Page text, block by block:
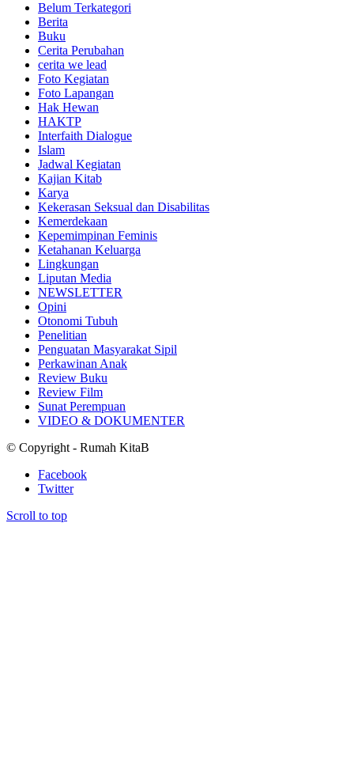
Belum Terkategori
Berita
Buku
Cerita Perubahan
cerita we lead
Foto Kegiatan
Foto Lapangan
Hak Hewan
HAKTP
Interfaith Dialogue
Islam
Jadwal Kegiatan
Kajian Kitab
Karya
Kekerasan Seksual dan Disabilitas
Kemerdekaan
Kepemimpinan Feminis
Ketahanan Keluarga
Lingkungan
Liputan Media
NEWSLETTER
Opini
Otonomi Tubuh
Penelitian
Penguatan Masyarakat Sipil
Perkawinan Anak
Review Buku
Review Film
Sunat Perempuan
VIDEO & DOKUMENTER
© Copyright - Rumah KitaB
Facebook
Twitter
Scroll to top